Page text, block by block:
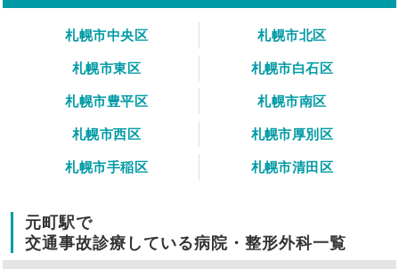
札幌市中央区
札幌市北区
札幌市東区
札幌市白石区
札幌市豊平区
札幌市南区
札幌市西区
札幌市厚別区
札幌市手稲区
札幌市清田区
元町駅で
交通事故診療している病院・整形外科一覧